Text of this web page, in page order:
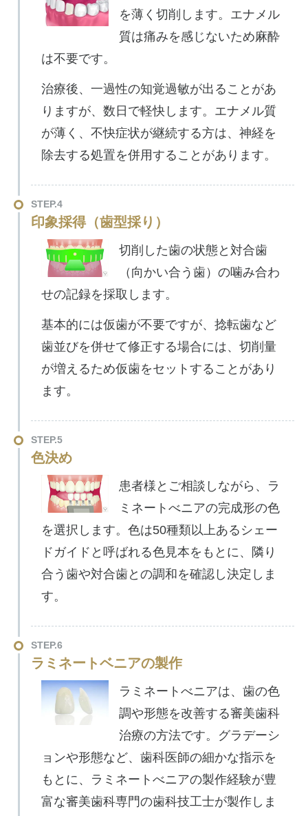
を薄く切削します。エナメル
質は痛みを感じないため麻酔
は不要です。
治療後、一過性の知覚過敏が出ることがあ
りますが、数日で軽快します。エナメル質
が薄く、不快症状が継続する方は、神経を
除去する処置を併用することがあります。
STEP.4
印象採得（歯型採り）
切削した歯の状態と対合歯
（向かい合う歯）の噛み合わ
せの記録を採取します。
基本的には仮歯が不要ですが、捻転歯など
歯並びを併せて修正する場合には、切削量
が増えるため仮歯をセットすることがあり
ます。
STEP.5
色決め
患者様とご相談しながら、ラ
ミネートべニアの完成形の色
を選択します。色は50種類以上あるシェー
ドガイドと呼ばれる色見本をもとに、隣り
合う歯や対合歯との調和を確認し決定しま
す。
STEP.6
ラミネートベニアの製作
ラミネートべニアは、歯の色
調や形態を改善する審美歯科
治療の方法です。グラデーシ
ョンや形態など、歯科医師の細かな指示を
もとに、ラミネートべニアの製作経験が豊
富な審美歯科専門の歯科技工士が製作しま